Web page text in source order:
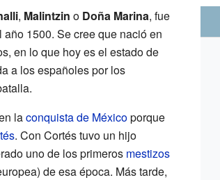
, Malintzin o Doña Marina, fue
1500. Se cree que nació en
en lo que hoy es el estado de
a los españoles por los
laconquista de Méxicoporque
. Con Cortés tuvo un hijo
uno de los primeros mestizos
de esa época. Más tarde,